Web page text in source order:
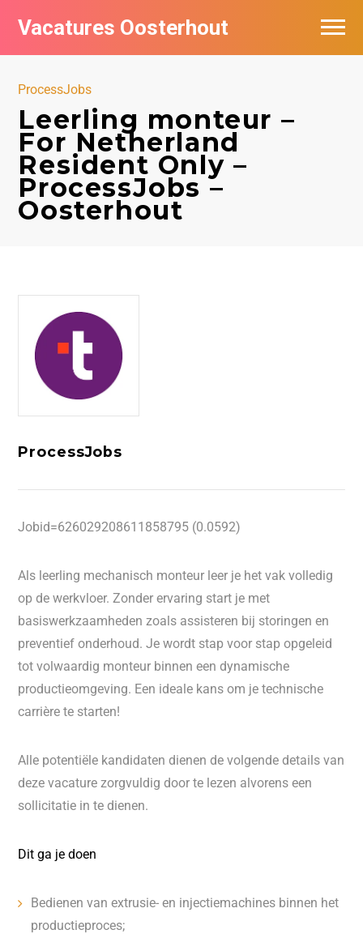
Vacatures Oosterhout
ProcessJobs
Leerling monteur –
For Netherland
Resident Only –
ProcessJobs –
Oosterhout
ProcessJobs
Jobid=626029208611858795 (0.0592)
Als leerling mechanisch monteur leer je het vak volledig
op de werkvloer. Zonder ervaring start je met
basiswerkzaamheden zoals assisteren bij storingen en
preventief onderhoud. Je wordt stap voor stap opgeleid
tot volwaardig monteur binnen een dynamische
productieomgeving. Een ideale kans om je technische
carrière te starten!
Alle potentiële kandidaten dienen de volgende details van
deze vacature zorgvuldig door te lezen alvorens een
sollicitatie in te dienen.
Dit ga je doen
Bedienen van extrusie- en injectiemachines binnen het
productieproces;
Vacatures per bedrijf